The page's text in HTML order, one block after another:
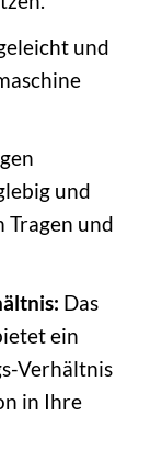
und
und
Tragen und
Das
ein
Verhältnis
in Ihre